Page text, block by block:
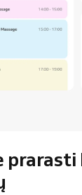
prarasti